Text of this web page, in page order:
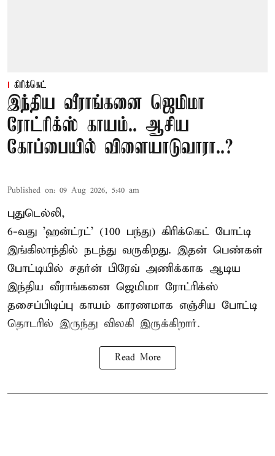
கிரிக்கெட்
இந்திய வீராங்கனை ஜெமிமா
ரோட்ரிக்ஸ் காயம்.. ஆசிய
கோப்பையில் விளையாடுவாரா..?
Published on: 09 Aug 2026, 5:40 am
புதுடெல்லி,
6-வது 'ஹன்ட்ரட்' (100 பந்து) கிரிக்கெட் போட்டி
இங்கிலாந்தில் நடந்து வருகிறது. இதன் பெண்கள்
போட்டியில் சதர்ன் பிரேவ் அணிக்காக ஆடிய
இந்திய வீராங்கனை ஜெமிமா ரோட்ரிக்ஸ்
தசைப்பிடிப்பு காயம் காரணமாக எஞ்சிய போட்டி
தொடரில் இருந்து விலகி இருக்கிறார்.
Read More